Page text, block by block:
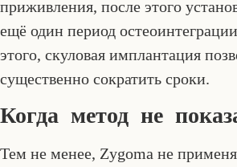
приживления, после этого
ещё один период
этого, скуловая имплантация
существенно сократить сроки.
Когда метод не
Тем не менее, Zygoma не